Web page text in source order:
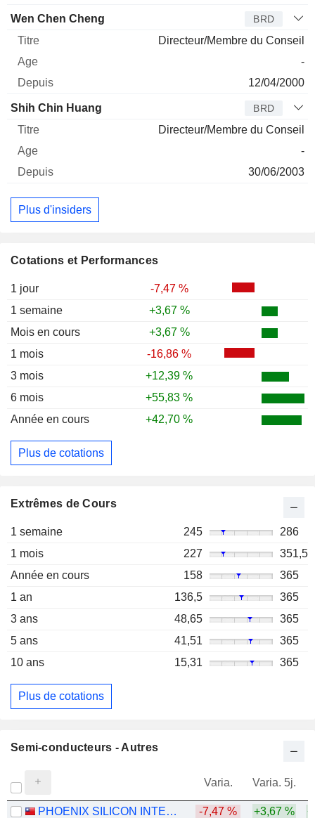
Cotations et Performances
1 jour
-7,47 %
1 semaine
+3,67 %
Mois en cours
+3,67 %
1 mois
-16,86 %
3 mois
+12,39 %
6 mois
+55,83 %
Année en cours
+42,70 %
Plus de cotations
Extrêmes de Cours
1 semaine 245
286
1 mois
227
351,5
Année en cours
158
365
1 an
136,5
365
3 ans
48,65
365
5 ans
41,51
365
10 ans
15,31 365
Plus de cotations
Wen Chen Cheng BRD
Directeur/Membre du Conseil
-
12/04/2000
Shih Chin Huang BRD
Directeur/Membre du Conseil
-
30/06/2003
Plus d'insiders
Semi-conducteurs - Autres
Varia. Varia. 5j.
PHOENIX SILICON INTERNATIONAL CORPORATION -7,47 % +3,67 %